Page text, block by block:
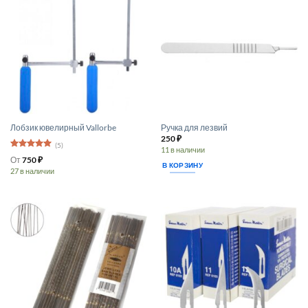
товара.
Лобзик ювелирный Vallorbe
Оценка5
из 5
(5)
От750₽
27 в наличии
имеет
несколько
вариаций.
странице
Ручка для лезвий
250₽
11 в наличии
В КОРЗИНУ